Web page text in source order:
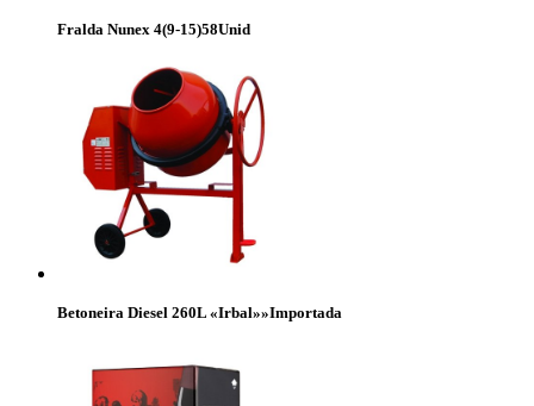
Fralda Nunex 4(9-15)58Unid
Betoneira Diesel 260L «Irbal»»Importada